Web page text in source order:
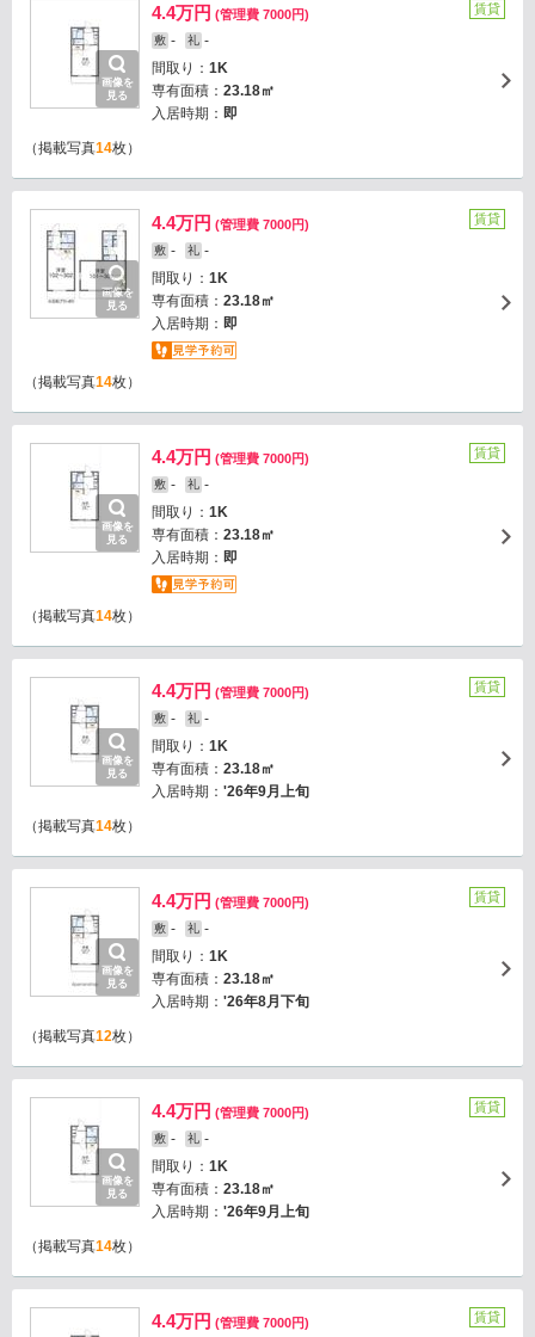
画像を
見る
4.4万円 (管理費 7000円)
敷 - 礼 -
間取り： 1K
専有面積： 23.18㎡
入居時期： 即
賃貸
（掲載写真14枚）
画像を
見る
4.4万円 (管理費 7000円)
敷 - 礼 -
間取り： 1K
専有面積： 23.18㎡
入居時期： 即
賃貸
（掲載写真14枚）
画像を
見る
4.4万円 (管理費 7000円)
敷 - 礼 -
間取り： 1K
専有面積： 23.18㎡
入居時期： 即
賃貸
（掲載写真14枚）
画像を
見る
4.4万円 (管理費 7000円)
敷 - 礼 -
間取り： 1K
専有面積： 23.18㎡
入居時期： '26年9月上旬
賃貸
（掲載写真14枚）
画像を
見る
4.4万円 (管理費 7000円)
敷 - 礼 -
間取り： 1K
専有面積： 23.18㎡
入居時期： '26年8月下旬
賃貸
（掲載写真12枚）
画像を
見る
4.4万円 (管理費 7000円)
敷 - 礼 -
間取り： 1K
専有面積： 23.18㎡
入居時期： '26年9月上旬
賃貸
（掲載写真14枚）
4.4万円 (管理費 7000円) 賃貸